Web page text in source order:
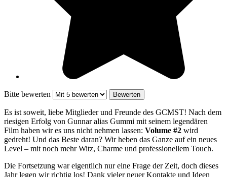
Bitte bewerten
Es ist soweit, liebe Mitglieder und Freunde des GCMST! Nach dem
riesigen Erfolg von Gunnar alias Gummi mit seinem legendären
Film haben wir es uns nicht nehmen lassen: Volume #2 wird
gedreht! Und das Beste daran? Wir heben das Ganze auf ein neues
Level – mit noch mehr Witz, Charme und professionellem Touch.
Die Fortsetzung war eigentlich nur eine Frage der Zeit, doch dieses
Jahr legen wir richtig los! Dank vieler neuer Kontakte und Ideen